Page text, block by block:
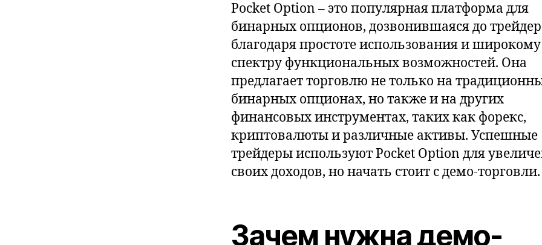
Pocket Option – это популярная платформа для
бинарных опционов, дозвонившаяся до
благодаря простоте использования и широкому
спектру функциональных возможностей. Она
предлагает торговлю не только на
бинарных опционах, но также и на других
финансовых инструментах, таких как форекс,
криптовалюты и различные активы. Успешные
трейдеры используют Pocket Option для
своих доходов, но начать стоит с демо-торговли.
Зачем нужна демо-